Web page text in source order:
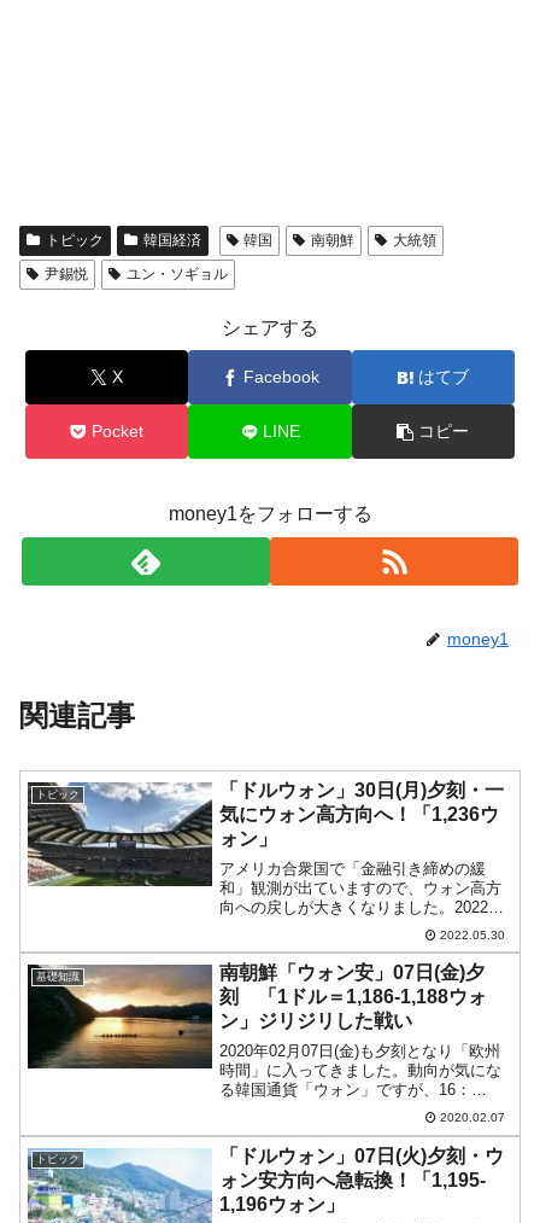
トピック 韓国経済 韓国 南朝鮮
大統領
尹錫悦
ユン・ソギョル
シェアする
X Facebook はてブ
Pocket LINE コピー
money1をフォローする
money1
関連記事
トピック
「ドルウォン」30日(月)夕刻・一
気にウォン高方向へ！「1,236ウ
ォン」
アメリカ合衆国で「金融引き締めの緩
和」観測が出ていますので、ウォン高方
向への戻しが大きくなりました。2022年
05月30日(月)の韓国時間※が終わりまし
た。15：51現在、ドルウォンのチャート
は以下のようになっています（チャート
は『Inve...
2022.05.30
基礎知識
南朝鮮「ウォン安」07日(金)夕
刻 「1ドル＝1,186-1,188ウォ
ン」ジリジリした戦い
2020年02月07日(金)も夕刻となり「欧州
時間」に入ってきました。動向が気にな
る韓国通貨「ウォン」ですが、16：
45（日本時間）現在、ドルウォンチャー
トは以下のようになっています（チャー
トは『Investing.com』より引用）。一
進...
2020.02.07
トピック
「ドルウォン」07日(火)夕刻・ウ
ォン安方向へ急転換！「1,195-
1,196ウォン」